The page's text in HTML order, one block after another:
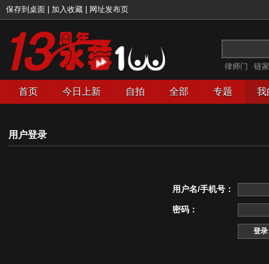
保存到桌面 加入收藏 网址发布页
律师门 链
首页 今日上新 自拍 全部 专题 我
用户登录
用户名/手机号：
密码：